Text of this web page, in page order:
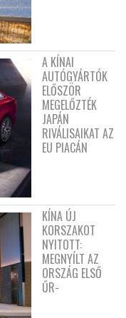
A KÍNAI
AUTÓGYÁRTÓK
ELŐSZÖR
MEGELŐZTÉK
JAPÁN
RIVÁLISAIKAT AZ
EU PIACÁN
KÍNA ÚJ
KORSZAKOT
NYITOTT:
MEGNYÍLT AZ
ORSZÁG ELSŐ
ŰR-